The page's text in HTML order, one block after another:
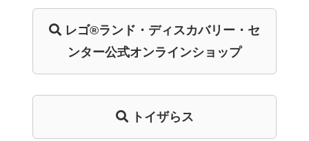
レゴ®ランド・ ディスカバリー・ セ
ンター公式オンラインショップ
トイザらス